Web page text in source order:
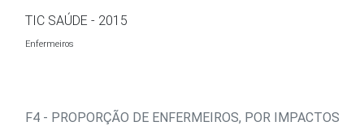
Ir para o conteúdo
TIC SAÚDE - 2015
Enfermeiros
F4 - PROPORÇÃO DE ENFERMEIROS, POR IMPACTOS